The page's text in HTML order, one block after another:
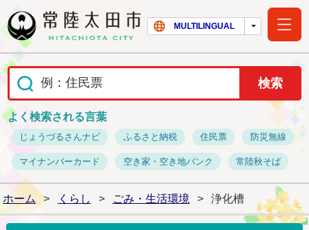
常陸太田市ホー
MULTILINGUAL
よく検索される言葉
じょうづるさんナビ ふるさと納税 住民票 防災無線
マイナンバーカード 空き家・空き地バンク 常陸秋そば
ホーム > くらし > ごみ・生活環境 > 浄化槽